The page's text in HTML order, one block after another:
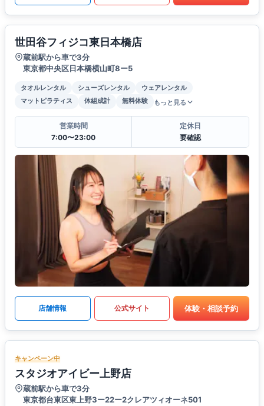
世田谷フィジコ東日本橋店
蔵前駅から車で3分
東京都中央区日本橋横山町8ー5
タオルレンタル シューズレンタル
ウェアレンタル
マットピラティス
体組成計 無料体験 もっと見る
営業時間
7:00〜23:00
定休日
要確認
店舗情報 公式サイト 体験・相談予約
キャンペーン中
スタジオアイビー上野店
蔵前駅から車で3分
東京都台東区東上野3ー22ー2クレアツィオーネ501